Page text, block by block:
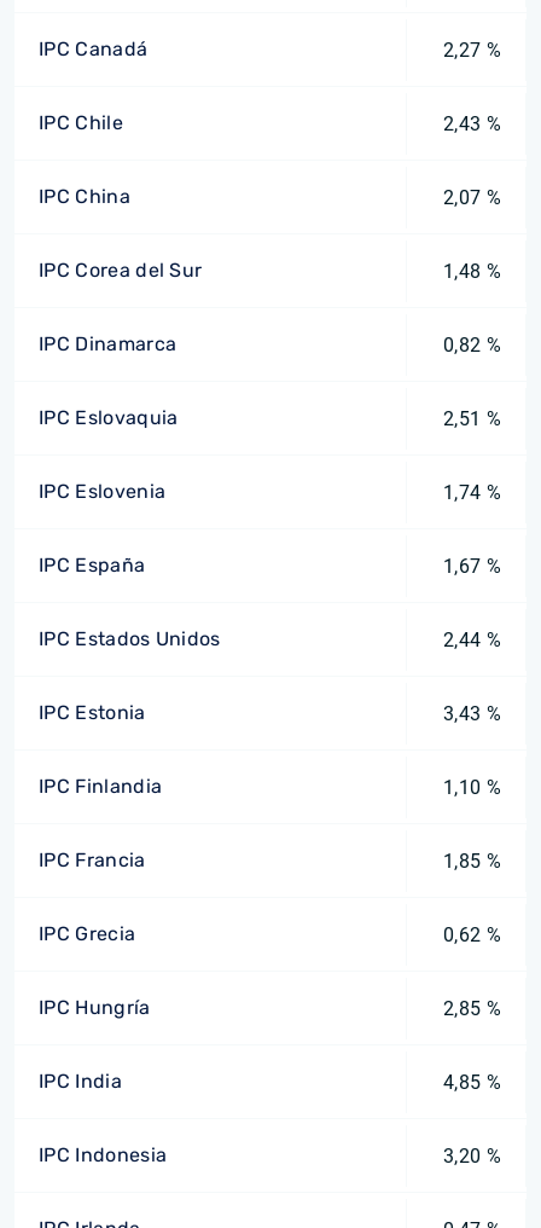
IPC Canadá 2,27 %
IPC Chile 2,43 %
IPC China 2,07 %
IPC Corea del Sur 1,48 %
IPC Dinamarca 0,82 %
IPC Eslovaquia 2,51 %
IPC Eslovenia 1,74 %
IPC España 1,67 %
IPC Estados Unidos 2,44 %
IPC Estonia 3,43 %
IPC Finlandia 1,10 %
IPC Francia 1,85 %
IPC Grecia 0,62 %
IPC Hungría 2,85 %
IPC India 4,85 %
IPC Indonesia 3,20 %